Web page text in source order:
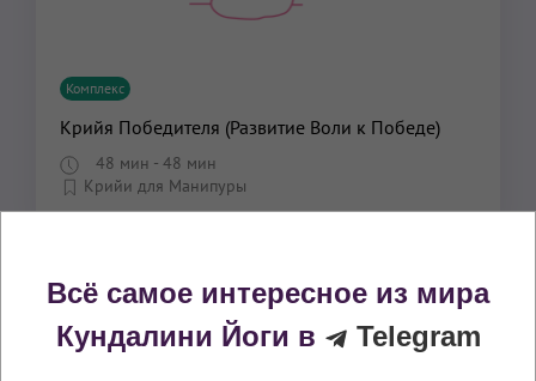
Комплекс
Крийя Победителя (Развитие Воли к Победе)
48 мин - 48 мин
Крийи для Манипуры
Всё самое интересное из мира
Кундалини Йоги в
Telegram